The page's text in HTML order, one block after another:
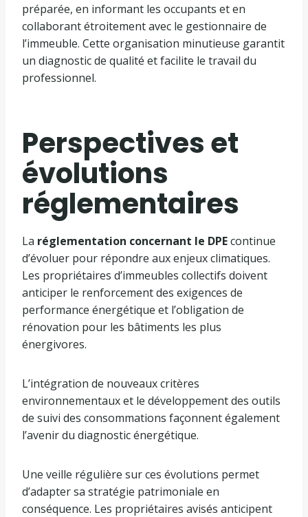
préparée, en informant les occupants et en
collaborant étroitement avec le gestionnaire de
l’immeuble. Cette organisation minutieuse garantit
un diagnostic de qualité et facilite le travail du
professionnel.
Perspectives et
évolutions
réglementaires
La réglementation concernant le DPEcontinue
d’évoluer pour répondre aux enjeux climatiques.
Les propriétaires d’immeubles collectifs doivent
anticiper le renforcement des exigences de
performance énergétique et l’obligation de
rénovation pour les bâtiments les plus
énergivores.
L’intégration de nouveaux critères
environnementaux et le développement des outils
de suivi des consommations façonnent également
l’avenir du diagnostic énergétique.
Une veille régulière sur ces évolutions permet
d’adapter sa stratégie patrimoniale en
conséquence. Les propriétaires avisés anticipent